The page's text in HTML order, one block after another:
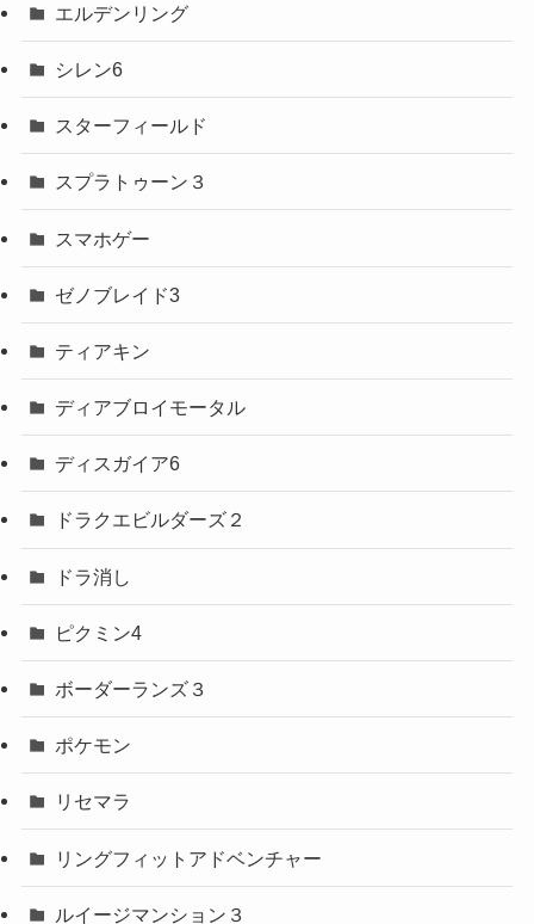
エルデンリング
シレン6
スターフィールド
スプラトゥーン３
スマホゲー
ゼノブレイド3
ティアキン
ディアブロイモータル
ディスガイア6
ドラクエビルダーズ２
ドラ消し
ピクミン4
ボーダーランズ３
ポケモン
リセマラ
リングフィットアドベンチャー
ルイージマンション３